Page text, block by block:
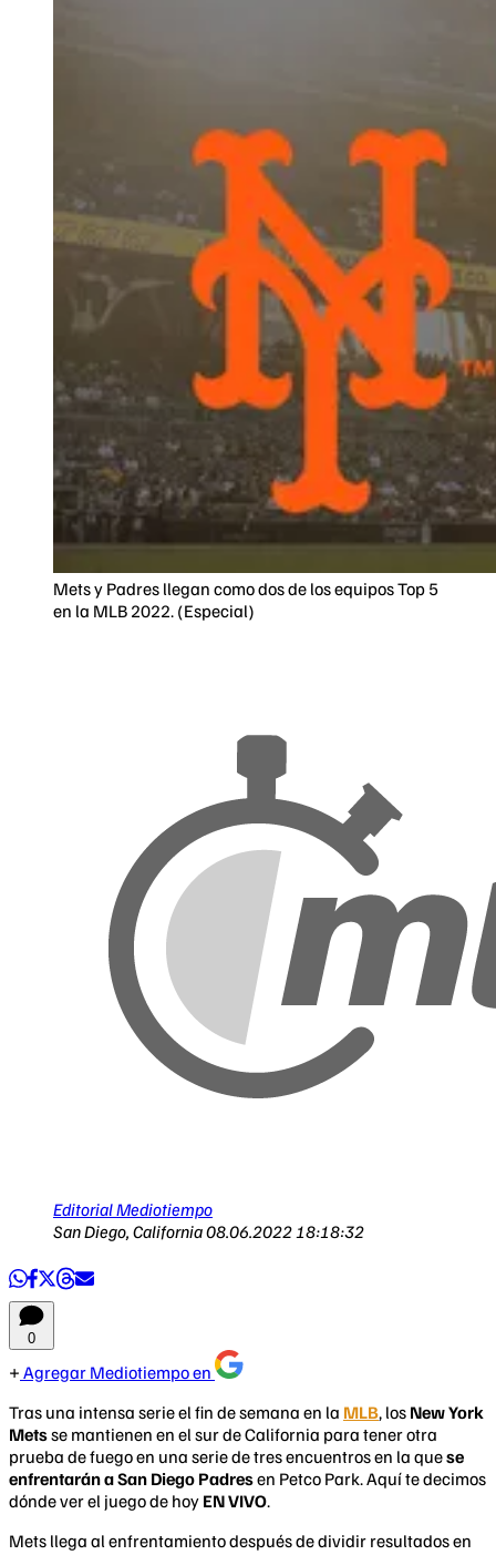
Mets y Padres llegan como dos de los equipos Top 5
en la MLB 2022. (Especial)
Editorial Mediotiempo
San Diego, California08.06.2022 18:18:32
0
Agregar Mediotiempo en
Tras una intensa serie el fin de semana en la MLB, los New York
Metsse mantienen en el sur de California para tener otra
prueba de fuego en una serie de tres encuentros en la quese
enfrentarán a San Diego Padresen Petco Park. Aquí te decimos
dónde ver el juego de hoy EN VIVO.
Mets llega al enfrentamiento después de dividir resultados en